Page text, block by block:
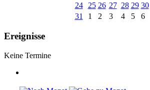
24
25 26 27 28 29 30
31
1 2 3 4 5 6
Ereignisse
Keine Termine